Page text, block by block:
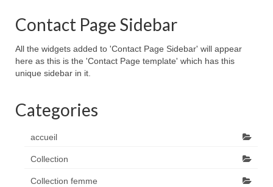
Contact Page Sidebar
All the widgets added to 'Contact Page Sidebar' will appear
here as this is the 'Contact Page template' which has this
unique sidebar in it.
Categories
accueil
Collection
Collection femme